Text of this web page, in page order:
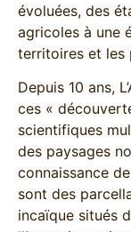
évoluées, des
agricoles à une
territoires et les
Depuis 10 ans,
ces «
scientifiques
des paysages
connaissance
sont des
incaïque situés